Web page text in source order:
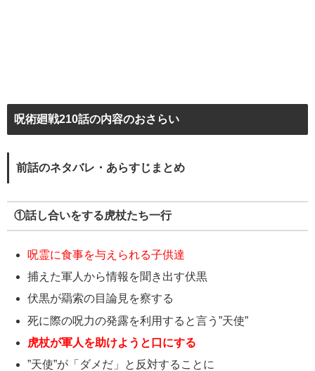
呪術廻戦210話の内容のおさらい
前話のネタバレ・あらすじまとめ
①話し合いをする虎杖たち一行
呪霊に食事を与えられる子供達
捕えた軍人から情報を聞き出す伏黒
伏黒が羂索の目論見を察する
死に際の呪力の発露を利用すると言う”天使”
虎杖が軍人を助けようと口にする
”天使”が「ダメだ」と反対することに